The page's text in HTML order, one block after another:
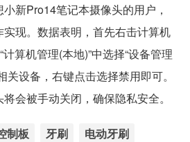
新Pro14笔记本摄像头的用户，
现。数据表明，首先右击计算机
计算机管理(本地)”中选择“设备管理
关设备，右键点击选择禁用即可。
会被手动关闭，确保隐私安全。
制板 牙刷 电动牙刷